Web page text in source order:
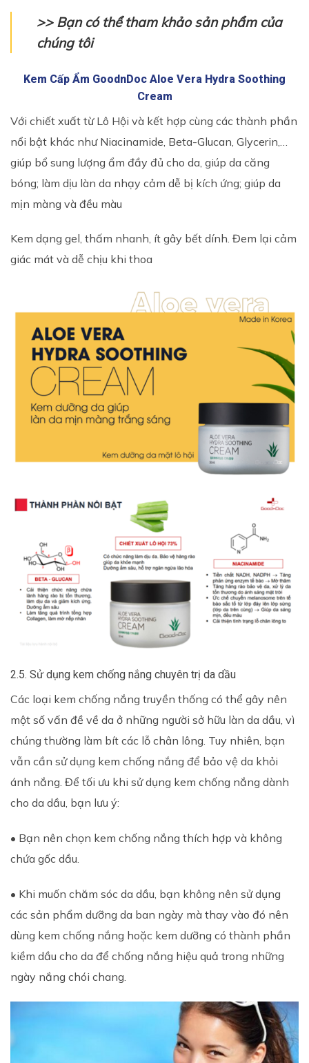
>> Bạn có thể tham khảo sản phẩm của
chúng tôi
Kem Cấp Ẩm GoodnDoc Aloe Vera Hydra Soothing
Cream
Với chiết xuất từ Lô Hội và kết hợp cùng các thành phần
nổi bật khác như Niacinamide, Beta-Glucan, Glycerin,…
giúp bổ sung lượng ẩm đầy đủ cho da, giúp da căng
bóng; làm dịu làn da nhạy cảm dễ bị kích ứng; giúp da
mịn màng và đều màu
Kem dạng gel, thấm nhanh, ít gây bết dính. Đem lại cảm
giác mát và dễ chịu khi thoa
2.5. Sử dụng kem chống nắng chuyên trị da dầu
Các loại kem chống nắng truyền thống có thể gây nên
một số vấn đề về da ở những người sở hữu làn da dầu, vì
chúng thường làm bít các lỗ chân lông. Tuy nhiên, bạn
vẫn cần sử dụng kem chống nắng để bảo vệ da khỏi
ánh nắng. Để tối ưu khi sử dụng kem chống nắng dành
cho da dầu, bạn lưu ý:
• Bạn nên chọn kem chống nắng thích hợp và không
chứa gốc dầu.
• Khi muốn chăm sóc da dầu, bạn không nên sử dụng
các sản phẩm dưỡng da ban ngày mà thay vào đó nên
dùng kem chống nắng hoặc kem dưỡng có thành phần
kiềm dầu cho da để chống nắng hiệu quả trong những
ngày nắng chói chang.